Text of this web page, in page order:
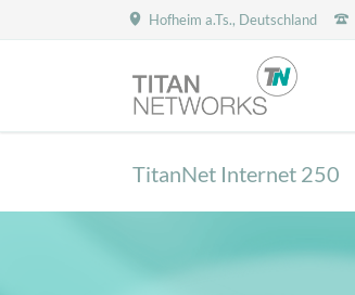
Hofheim a.Ts., Deutschland
TitanNet Internet 250